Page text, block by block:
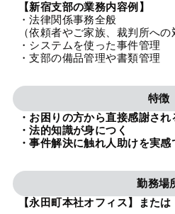
【新宿支部の業務内容例】
・法律関係事務全般
（依頼者やご家族、裁判所への
・システムを使った事件管理
・支部の備品管理や書類管理
特徴
・お困りの方から直接感謝され
・法的知識が身につく
・事件解決に触れ人助けを実感
勤務場
【永田町本社オフィス】または
プライバシーポリシー 利用
TikTok受賞 定義